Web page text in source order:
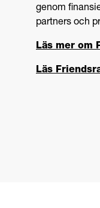
genom
partners och
Läs mer om
Läs